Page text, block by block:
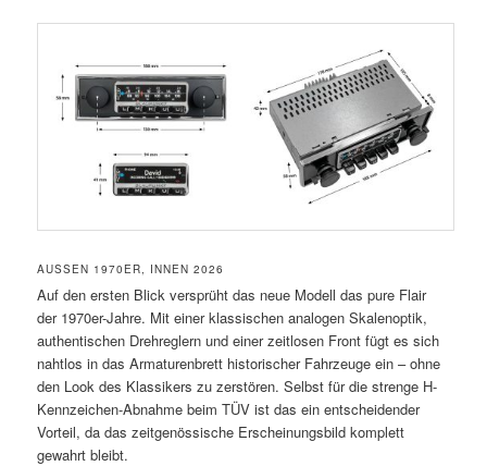
AUSSEN 1970ER, INNEN 2026
Auf den ersten Blick versprüht das neue Modell das pure Flair
der 1970er-Jahre. Mit einer klassischen analogen Skalenoptik,
authentischen Drehreglern und einer zeitlosen Front fügt es sich
nahtlos in das Armaturenbrett historischer Fahrzeuge ein – ohne
den Look des Klassikers zu zerstören. Selbst für die strenge H-
Kennzeichen-Abnahme beim TÜV ist das ein entscheidender
Vorteil, da das zeitgenössische Erscheinungsbild komplett
gewahrt bleibt.